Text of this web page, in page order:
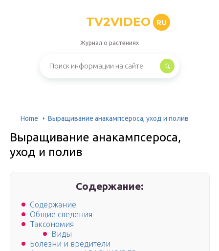
TV2VIDEO RU
Журнал о растениях
Home Выращивание анакампсероса, уход и полив
Выращивание анакампсероса,
уход и полив
Содержание:
Содержание
Общие сведения
Таксономия
Виды
Болезни и вредители